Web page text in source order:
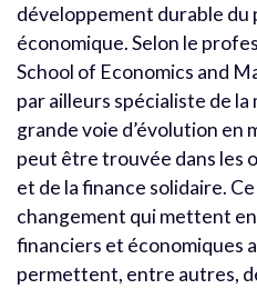
développement durable du
économique. Selon le
School of Economics and
par ailleurs spécialiste de
grande voie d’évolution en
peut être trouvée dans les
et de la finance solidaire.
changement qui mettent
financiers et économiques
permettent, entre autres,